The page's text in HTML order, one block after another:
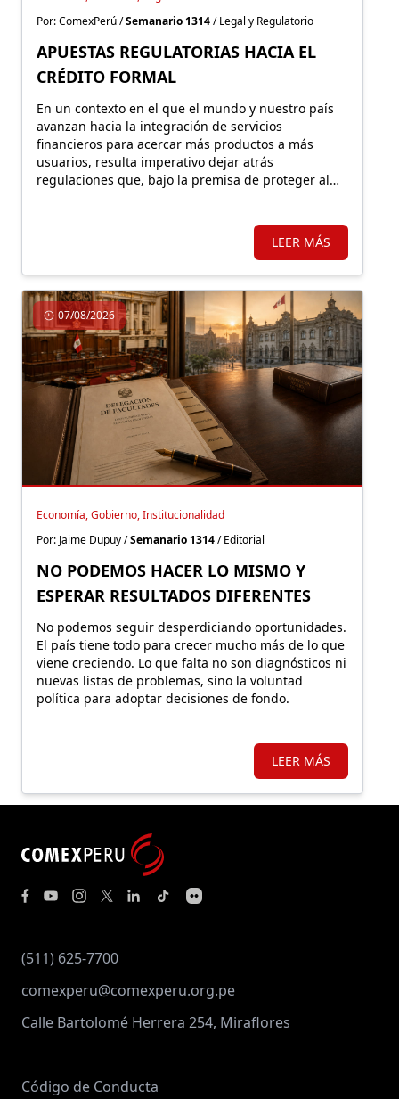
Por: ComexPerú /Semanario 1314/ Legal y Regulatorio
APUESTAS REGULATORIAS HACIA EL
CRÉDITO FORMAL
En un contexto en el que el mundo y nuestro país
avanzan hacia la integración de servicios
financieros para acercar más productos a más
usuarios, resulta imperativo dejar atrás
regulaciones que, bajo la premisa de proteger al
LEER MÁS
07/08/2026
Economía, Gobierno, Institucionalidad
Por: Jaime Dupuy /Semanario 1314/ Editorial
NO PODEMOS HACER LO MISMO Y
ESPERAR RESULTADOS DIFERENTES
No podemos seguir desperdiciando oportunidades.
El país tiene todo para crecer mucho más de lo que
viene creciendo. Lo que falta no son diagnósticos ni
nuevas listas de problemas, sino la voluntad
política para adoptar decisiones de fondo.
LEER MÁS
(511) 625-7700
comexperu@comexperu.org.pe
Calle Bartolomé Herrera 254, Miraflores
Código de Conducta